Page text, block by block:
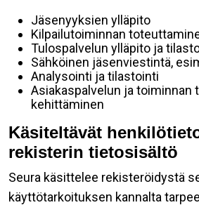
Jäsenyyksien ylläpito
Kilpailutoiminnan
Tulospalvelun ylläpito ja
Sähköinen jäsenviestintä,
Analysointi ja tilastointi
Asiakaspalvelun ja toiminnan
kehittäminen
Käsiteltävät
rekisterin tietosisältö
Seura käsittelee rekisteröidystä
käyttötarkoituksen kannalta